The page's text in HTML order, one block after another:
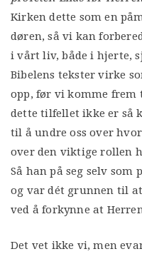
Kirken dette som en
døren, så vi kan
i vårt liv, både i hjerte,
Bibelens tekster virke
opp, før vi komme frem
dette tilfellet ikke er så
til å undre oss over
over den viktige rollen
Så han på seg selv
og var dét grunnen til
ved å forkynne at
Det vet ikke vi, men